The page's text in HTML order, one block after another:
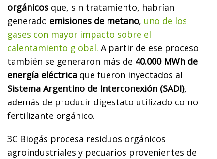
orgánicos que, sin tratamiento, habrían
generado emisiones de metano, uno de los
gases con mayor impacto sobre el
calentamiento global. A partir de ese proceso
también se generaron más de 40.000 MWh de
energía eléctrica que fueron inyectados al
Sistema Argentino de Interconexión (SADI),
además de producir digestato utilizado como
fertilizante orgánico.
3C Biogás procesa residuos orgánicos
agroindustriales y pecuarios provenientes de